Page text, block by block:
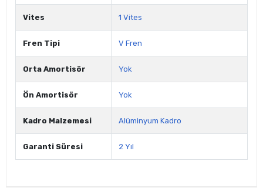
Vites 1 Vites
Fren Tipi V Fren
Orta Amortisör Yok
Ön Amortisör Yok
Kadro Malzemesi Alüminyum Kadro
Garanti Süresi 2 Yıl